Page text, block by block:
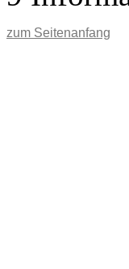
zum Seitenanfang